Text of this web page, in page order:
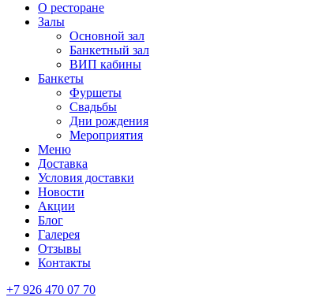
О ресторане
Залы
Основной зал
Банкетный зал
ВИП кабины
Банкеты
Фуршеты
Свадьбы
Дни рождения
Мероприятия
Меню
Доставка
Условия доставки
Новости
Акции
Блог
Галерея
Отзывы
Контакты
+7 926 470 07 70